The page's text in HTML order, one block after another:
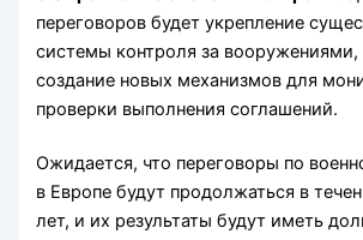
переговоров будет укрепление
системы контроля за вооружениями,
создание новых механизмов для
проверки выполнения соглашений.
Ожидается, что переговоры по
в Европе будут продолжаться в
лет, и их результаты будут иметь